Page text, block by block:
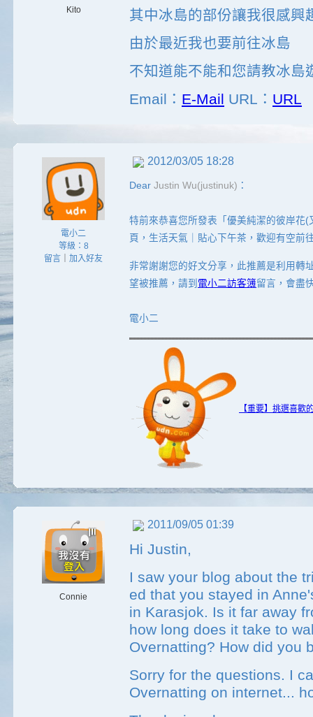
Kito
其中冰島的部份讓我很感興
由於最近我也要前往冰島
不知道能不能和您請教冰島
Email： E-Mail URL： URL
電小二
等級：8
留言
加入好友
2012/03/05 18:28
Dear Justin Wu(justinuk) ：
特前來恭喜您所發表「優美純潔的彼岸花
頁，生活天氣｜貼心下午茶，歡迎有空前
非常謝謝您的好文分享，此推薦是利用轉
望被推薦，請到 電小二訪客簿留言，會盡
電小二
【重要】挑選喜歡
Connie
2011/09/05 01:39
Hi Justin,
I saw your blog about the
ed that you stayed in
in Karasjok. Is it far away
how long does it take to
Overnatting? How did you
Sorry for the questions. I
Overnatting on internet...